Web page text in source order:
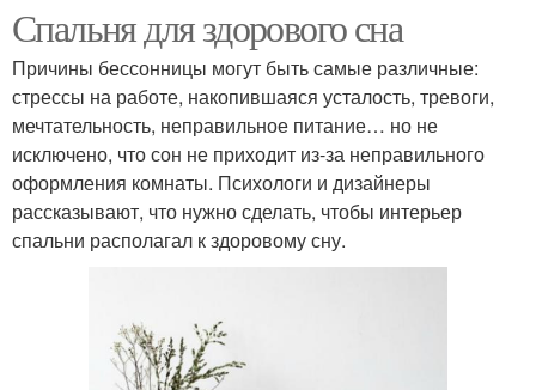
Спальня для здорового сна
Причины бессонницы могут быть самые различные:
стрессы на работе, накопившаяся усталость, тревоги,
мечтательность, неправильное питание… но не
исключено, что сон не приходит из-за неправильного
оформления комнаты. Психологи и дизайнеры
рассказывают, что нужно сделать, чтобы интерьер
спальни располагал к здоровому сну.